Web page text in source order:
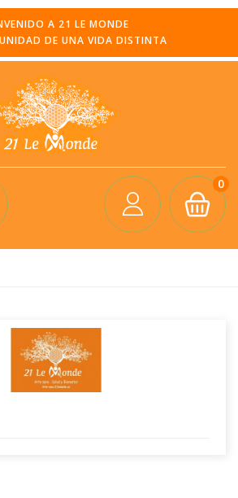
A 21 LE MONDE
DE UNA VIDA DISTINTA
0